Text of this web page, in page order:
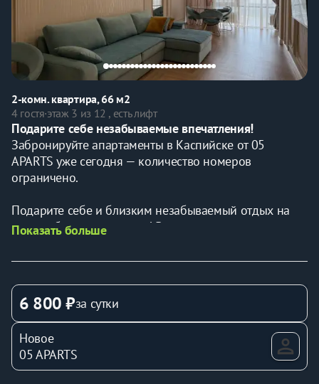
2-комн. квартира, 66 м2
4 гостя·этаж 3 из 12 , есть лифт
Подарите себе незабываемые впечатления!
Забронируйте апартаменты в Каспийске от 05
APARTS уже сегодня — количество номеров
ограничено.
Подарите себе и близким незабываемый отдых на
первой береговой линии! Воспользуйтесь нашим
видом на море, где вас ждут бесплатный Wi-Fi для
без хлопот. Прогулки по золотому пляжу, свежий
морской воздух, заботливая атмосфера и
современный комфорт — всё для вашего семейного
отдыха.
Почему 05 APARTS?
Показать больше
6 800 ₽за сутки
Новое
05 APARTS